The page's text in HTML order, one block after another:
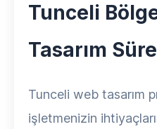
Tunceli
Tasarım
Tunceli web tasarım
işletmenizin